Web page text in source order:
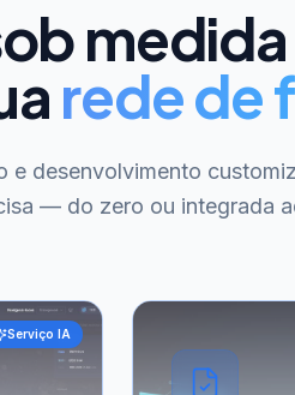
rede de
e desenvolvimento
— do zero ou integrada
Serviço IA